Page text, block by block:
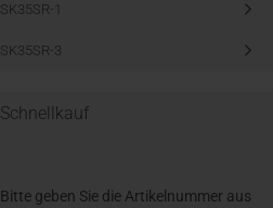
SK35SR-1
SK35SR-3
Schnellkauf
Bitte geben Sie die Artikelnummer aus